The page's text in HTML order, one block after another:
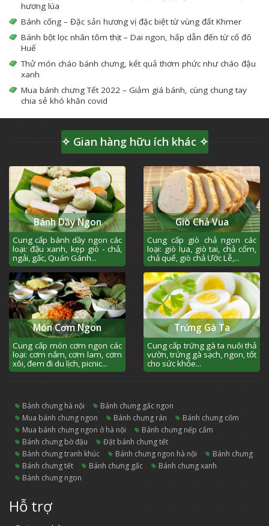
hương lúa
Bánh cống – Đặc sản hương vị đặc biệt từ vùng đất Khmer
Bánh bột lọc nhân tôm thịt – Dai ngon, hấp dẫn đến từ cố đô
Huế
Thử món cháo bánh chưng, kết quả thơm phức như cháo đậu
xanh
Mua bánh chưng Tết 2022 – Giảm giá bánh, cùng chung tay
chia sẻ khó khăn covid
✧ Gian hàng hữu ích khác ✧
Bánh Dầy Ngon
Cung cấp bánh dầy ngon các
loại: đậu xanh, kẹp giò - chả,
ngải, gấc, Quán Gánh...
Giò Chả Vua
Cung cấp giò chả ngon các
loại: giò lụa, giò tai, chả cốm,
chả quế, giò chả Ước Lễ,...
Món Cơm Ngon
Cung cấp món cơm ngon các
loại: cơm nắm, cơm lam, cơm
xôi, đem đi du lịch, picnic...
Trứng Gà Ta
Cung cấp trứng gà ta nuôi thả
vườn, trứng gà sạch, ngon, tốt
cho sức khỏe...
bánh chưng hà nội
bánh chưng gấc ngon
mua bánh chưng ngon
bánh chưng rán
bánh chưng cốm
mua bánh chưng ngon ở hà nội
bánh chưng nếp cẩm
bánh chưng bờ đậu
đặt bánh chưng tết
bánh chưng tranh khúc
bánh chưng ngon hà nội
bánh chưng
bánh chưng tết
bánh chưng gấc
bánh chưng xanh
bánh chưng ngon
Hỗ trợ